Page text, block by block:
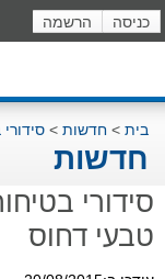
כניסה הרשמה
בית > חדשות >
חדשות
סידורי
טבעי דחוס